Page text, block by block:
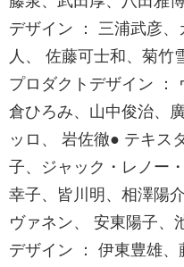
デザイン ： 三浦武彦
人、 佐藤可士和、菊竹
プロダクトデザイン ：
倉ひろみ、山中俊治、
ッロ、 岩佐徹● テキス
子、ジャック・レノー
幸子、皆川明、相澤陽
ヴァネン、 安東陽子、
デザイン ： 伊東豊雄